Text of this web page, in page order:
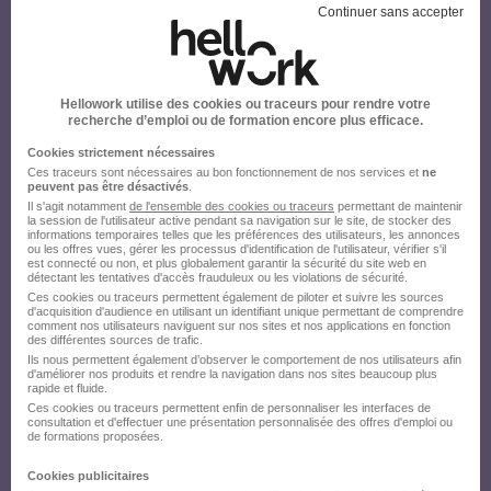
Continuer sans accepter
Hellowork utilise des cookies ou traceurs pour rendre votre
recherche d’emploi ou de formation encore plus efficace.
Cookies strictement nécessaires
Ces traceurs sont nécessaires au bon fonctionnement de nos services et ne
peuvent pas être désactivés
Il s'agit notamment de l'ensemble des cookies ou traceurs permettant de maintenir
la session de l'utilisateur active pendant sa navigation sur le site, de stocker des
informations temporaires telles que les préférences des utilisateurs, les annonces
ou les offres vues, gérer les processus d'identification de l'utilisateur, vérifier s'il
est connecté ou non, et plus globalement garantir la sécurité du site web en
détectant les tentatives d'accès frauduleux ou les violations de sécurité.
Ces cookies ou traceurs permettent également de piloter et suivre les sources
d'acquisition d'audience en utilisant un identifiant unique permettant de comprendre
comment nos utilisateurs naviguent sur nos sites et nos applications en fonction
des différentes sources de trafic.
Ils nous permettent également d’observer le comportement de nos utilisateurs afin
d'améliorer nos produits et rendre la navigation dans nos sites beaucoup plus
rapide et fluide.
Ces cookies ou traceurs permettent enfin de personnaliser les interfaces de
consultation et d'effectuer une présentation personnalisée des offres d'emploi ou
de formations proposées.
Cookies publicitaires